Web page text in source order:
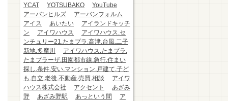
YCAT
YOTSUBAKO
YouTube
アーバンヒルズ
アーバンフォルム
アイス
あいたい
アイランドキッチ
ン
アイワハウス
アイワハウス.セ
ンチュリー21.たまプラ.高津.台風.二子
新地.多摩川
アイワハウス.たまプラ.
たまプラーザ.田園都市線.急行.住まい
探し.条件.安い.マンション.戸建て.子ど
も.自立.老後.不動産.売買.相談
アイワ
ハウス株式会社
アクセント
あざみ
野
あざみ野駅 あっという間
ア